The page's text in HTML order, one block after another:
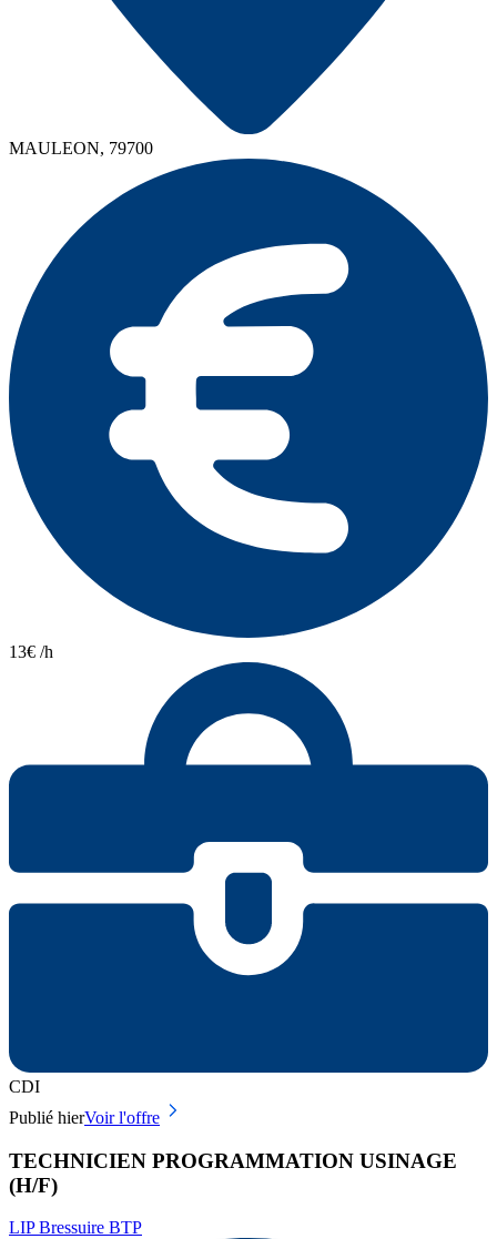
MAULEON, 79700
13€ /h
CDI
Publié hierVoir l'offre
TECHNICIEN PROGRAMMATION USINAGE
(H/F)
LIP Bressuire BTP